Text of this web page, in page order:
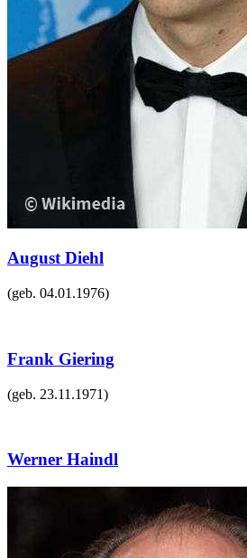
August Diehl
(geb. 04.01.1976)
Frank Giering
(geb. 23.11.1971)
Werner Haindl